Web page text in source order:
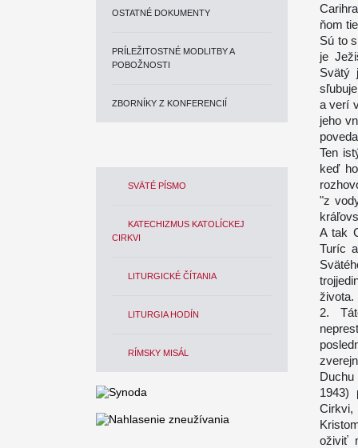
OSTATNÉ DOKUMENTY
PRÍLEŽITOSTNÉ MODLITBY A
POBOŽNOSTI
ZBORNÍKY Z KONFERENCIÍ
SVÄTÉ PÍSMO
KATECHIZMUS KATOLÍCKEJ
CIRKVI
LITURGICKÉ ČÍTANIA
LITURGIA HODÍN
RÍMSKY MISÁL
ňom
Sú to
je
Svätý
a verí
jeho
Ten
keď
"z
A tak
Turíc
života.
2.
1943)
oživiť